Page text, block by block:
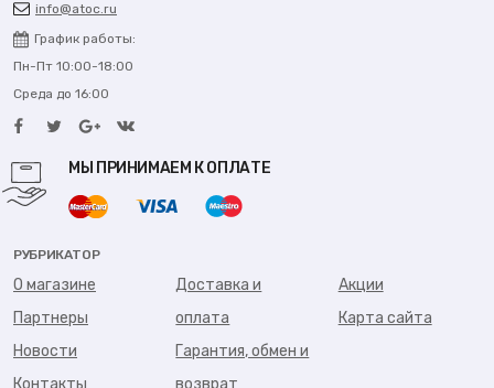
info@atoc.ru
График работы:
Пн-Пт 10:00-18:00
Среда до 16:00
МЫ ПРИНИМАЕМ К ОПЛАТЕ
РУБРИКАТОР
О магазине
Партнеры
Новости
Контакты
Доставка и
оплата
Гарантия, обмен и
возврат
Акции
Карта сайта